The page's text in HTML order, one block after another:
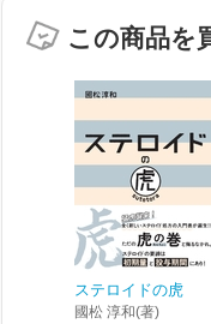
この商品を
ステロイドの虎
國松 淳和(著)